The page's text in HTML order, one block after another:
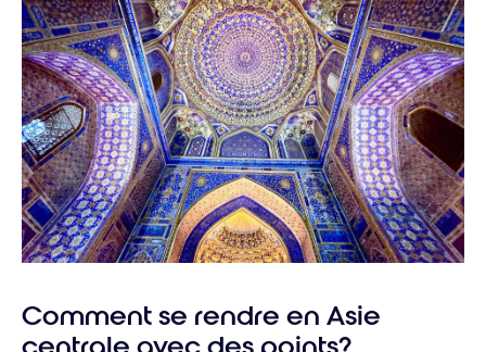
Comment se rendre en Asie